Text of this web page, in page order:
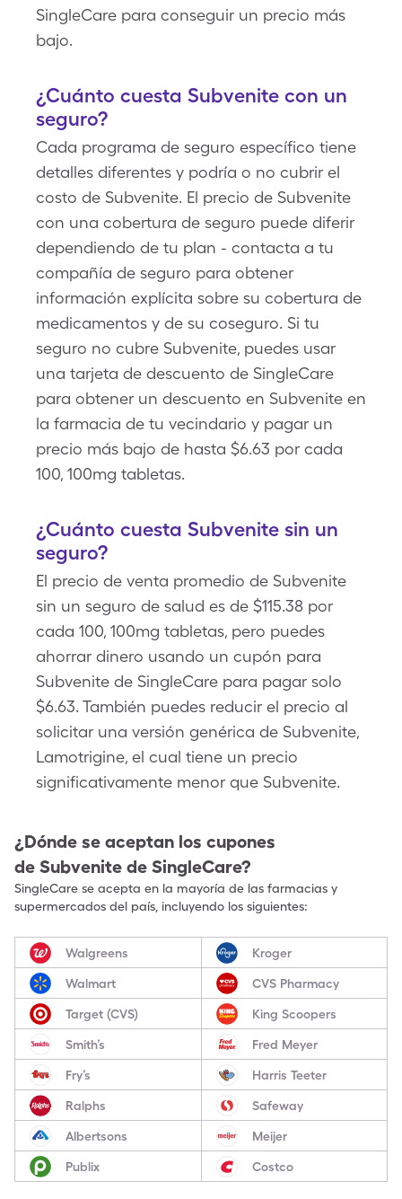
SingleCare para conseguir un precio más
bajo.
¿Cuánto cuesta Subvenite con un
seguro?
Cada programa de seguro específico tiene
detalles diferentes y podría o no cubrir el
costo de Subvenite. El precio de Subvenite
con una cobertura de seguro puede diferir
dependiendo de tu plan - contacta a tu
compañía de seguro para obtener
información explícita sobre su cobertura de
medicamentos y de su coseguro. Si tu
seguro no cubre Subvenite, puedes usar
una tarjeta de descuento de SingleCare
para obtener un descuento en Subvenite en
la farmacia de tu vecindario y pagar un
precio más bajo de hasta $6.63 por cada
100, 100mg tabletas.
¿Cuánto cuesta Subvenite sin un
seguro?
El precio de venta promedio de Subvenite
sin un seguro de salud es de $115.38 por
cada 100, 100mg tabletas, pero puedes
ahorrar dinero usando un cupón para
Subvenite de SingleCare para pagar solo
$6.63. También puedes reducir el precio al
solicitar una versión genérica de Subvenite,
Lamotrigine, el cual tiene un precio
significativamente menor que Subvenite.
¿Dónde se aceptan los cupones
de Subvenite de SingleCare?
SingleCare se acepta en la mayoría de las farmacias y
supermercados del país, incluyendo los siguientes:
Walgreens Kroger
Walmart CVS Pharmacy
Target (CVS) King Scoopers
Smith’s Fred Meyer
Fry’s Harris Teeter
Ralphs Safeway
Albertsons Meijer
Publix Costco